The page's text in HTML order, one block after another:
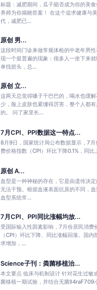
标题：减肥期间，瓜子能否成为你的美
养师为你揭晓答案！ 在这个追求健康与
代，减肥已...
原创 男...
这段时间门诊来做常规体检的中老年男
现一个挺普遍的现象：很多人一坐下来
单找箭头，总...
原创 立...
这两天总觉得嗓子干巴巴的，喝水也缓解
少，脸上皮肤也紧绷得厉害，整个人都有
的。 问了家里长...
7月CPI、PPI数据这一特点...
8月9日，国家统计局公布数据显示，7月
费价格指数（CPI）环比下降0.1%，同比
原创 A...
血型是一种神秘的存在，它是由遗传决
无法干预。根据血液表面抗原的不同，
血型系统常...
7月CPI、PPI同比涨幅均放...
受国际输入性因素影响，7月份居民消费
（CPI）环比下降、同比涨幅回落。国内
求增加，...
Science子刊：粪菌移植治...
本文要点 临床与机制设计 针对花生过敏
菌移植一期试验，并结合无菌Il4raF709